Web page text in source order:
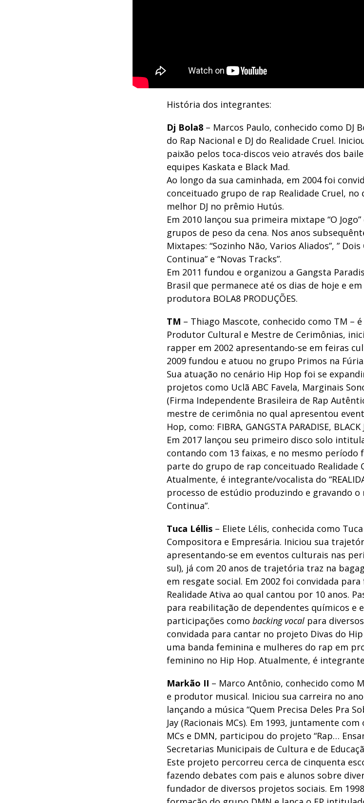
História dos integrantes:
Dj Bola8 – Marcos Paulo, conhecido como DJ
do Rap Nacional e DJ do Realidade Cruel.
paixão pelos toca-discos veio através dos
equipes Kaskata e Black Mad.
Ao longo da sua caminhada, em 2004 foi
conceituado grupo de rap Realidade Cruel,
melhor DJ no prêmio Hutús.
Em 2010 lançou sua primeira mixtape “O
grupos de peso da cena. Nos anos
Mixtapes: “Sozinho Não, Varios Aliados”, ”
Continua” e “Novas Tracks”.
Em 2011 fundou e organizou a Gangsta
Brasil que permanece até os dias de hoje e
produtora BOLA8 PRODUÇÕES.
TM – Thiago Mascote, conhecido como TM –
Produtor Cultural e Mestre de Cerimônias,
rapper em 2002 apresentando-se em feiras
2009 fundou e atuou no grupo Primos na
Sua atuação no cenário Hip Hop foi se
projetos como Uclã ABC Favela, Marginais
(Firma Independente Brasileira de Rap
mestre de cerimônia no qual apresentou
Hop, como: FIBRA, GANGSTA PARADISE,
Em 2017 lançou seu primeiro disco solo
contando com 13 faixas, e no mesmo período
parte do grupo de rap conceituado Realidade
Atualmente, é integrante/vocalista do
processo de estúdio produzindo e gravando o
Continua”.
Tuca Léllis – Eliete Lélis, conhecida como
Compositora e Empresária. Iniciou sua
apresentando-se em eventos culturais nas
sul), já com 20 anos de trajetória traz na
em resgate social. Em 2002 foi convidada
Realidade Ativa ao qual cantou por 10 anos.
para reabilitação de dependentes químicos e
participações como backing vocal para
convidada para cantar no projeto Divas do
uma banda feminina e mulheres do rap em
feminino no Hip Hop. Atualmente, é
Markão II – Marco Antônio, conhecido como
e produtor musical. Iniciou sua carreira no
lançando a música “Quem Precisa Deles Pra
Jay (Racionais MCs). Em 1993, juntamente
MCs e DMN, participou do projeto “Rap…
Secretarias Municipais de Cultura e de
Este projeto percorreu cerca de cinquenta
fazendo debates com pais e alunos sobre
fundador de diversos projetos sociais. Em